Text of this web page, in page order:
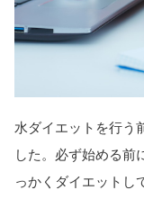
水ダイエットを行う
した。必ず始める前
っかくダイエットし